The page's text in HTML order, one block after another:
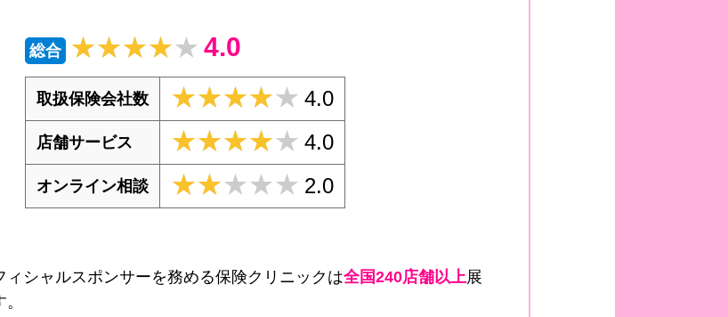
総合 ★★★★★
★★★★★ 4.0
取扱保険会社数 ★★★★★
★★★★★ 4.0
店舗サービス ★★★★★
★★★★★ 4.0
オンライン相談 ★★★★★
★★★★★ 2.0
シャルスポンサーを務める保険クリニックは全国240店舗以上展